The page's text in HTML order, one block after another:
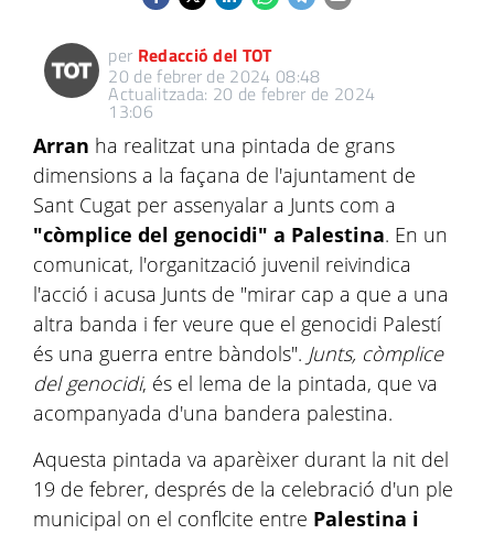
per Redacció del TOT
20 de febrer de 2024 08:48
Actualitzada: 20 de febrer de 2024
13:06
Arran ha realitzat una pintada de grans
dimensions a la façana de l'ajuntament de
Sant Cugat per assenyalar a Junts com a
"còmplice del genocidi" a Palestina. En un
comunicat, l'organització juvenil reivindica
l'acció i acusa Junts de "mirar cap a que a una
altra banda i fer veure que el genocidi Palestí
és una guerra entre bàndols". Junts, còmplice
del genocidi, és el lema de la pintada, que va
acompanyada d'una bandera palestina.
Aquesta pintada va aparèixer durant la nit del
19 de febrer, després de la celebració d'un ple
municipal on el conflcite entre Palestina i